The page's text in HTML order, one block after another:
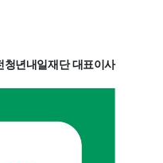
청년내일재단 대표이사